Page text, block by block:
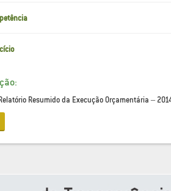
Relatório Resumido da Execução Orçamentária –